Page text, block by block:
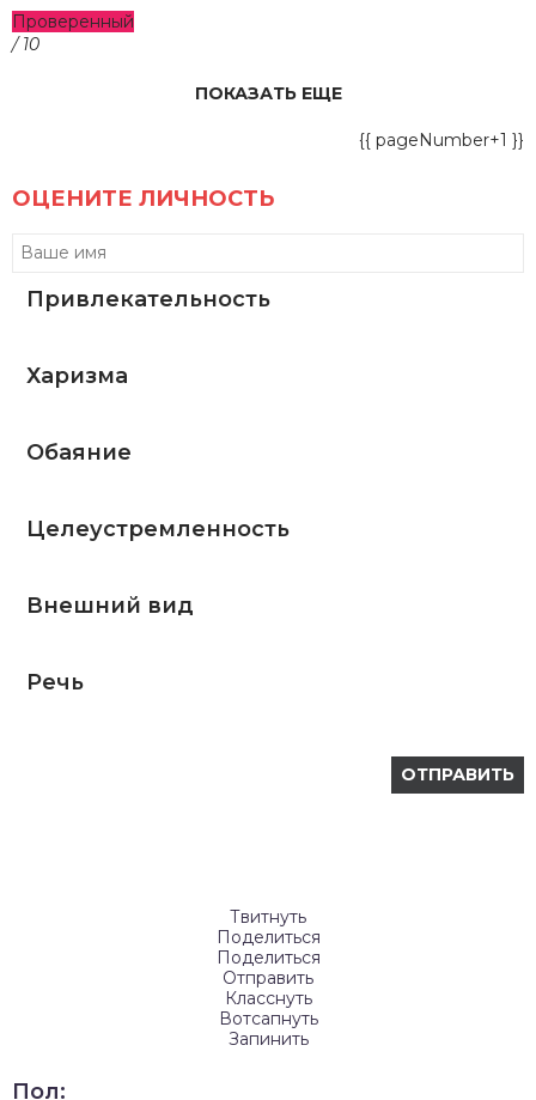
Проверенный
/ 10
ПОКАЗАТЬ ЕЩЕ
{{ pageNumber+1 }}
ОЦЕНИТЕ ЛИЧНОСТЬ
Привлекательность
Харизма
Обаяние
Целеустремленность
Внешний вид
Речь
Твитнуть
Поделиться
Поделиться
Отправить
Класснуть
Вотсапнуть
Запинить
Пол: